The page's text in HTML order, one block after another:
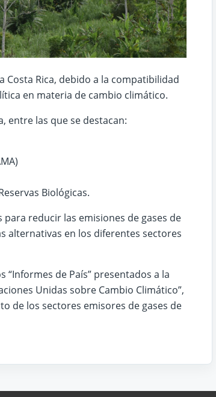
Rica, debido a la compatibilidad
en materia de cambio climático.
entre las que se destacan:
Biológicas.
reducir las emisiones de gases de
alternativas en los diferentes sectores
de País” presentados a la
Unidas sobre Cambio Climático”,
de los sectores emisores de gases de